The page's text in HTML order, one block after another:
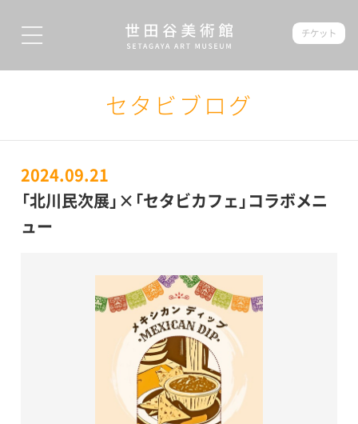
チケット
セタビブログ
2024.09.21
「北川民次展」×「セタビカフェ」コラボメニ
ュー